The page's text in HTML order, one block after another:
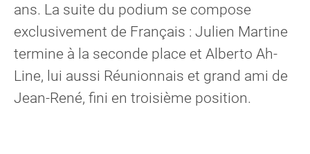
ans. La suite du podium se compose
exclusivement de Français : Julien Martine
termine à la seconde place et Alberto Ah-
Line, lui aussi Réunionnais et grand ami de
Jean-René, fini en troisième position.